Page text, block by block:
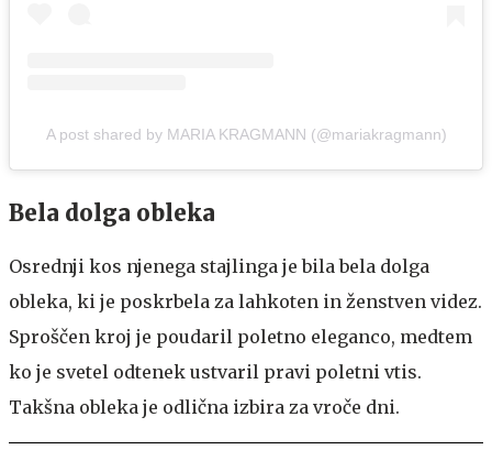
A post shared by MARIA KRAGMANN (@mariakragmann)
Bela dolga obleka
Osrednji kos njenega stajlinga je bila bela dolga
obleka, ki je poskrbela za lahkoten in ženstven videz.
Sproščen kroj je poudaril poletno eleganco, medtem
ko je svetel odtenek ustvaril pravi poletni vtis.
Takšna obleka je odlična izbira za vroče dni.